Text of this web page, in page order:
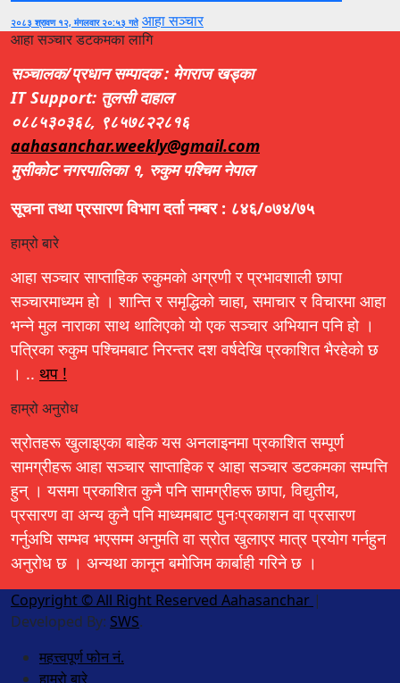
२०८३ श्रावण १२, मंगलवार २०:५३ गते आहा सञ्चार
आहा सञ्चार डटकमका लागि
सञ्चालक/प्रधान सम्पादक : मेगराज खड्का
IT Support: तुलसी दाहाल
०८८५३०३६८, ९८५७८२२८१६
aahasanchar.weekly@gmail.com
मुसीकोट नगरपालिका १, रुकुम पश्चिम नेपाल
सूचना तथा प्रसारण विभाग दर्ता नम्बर : ८४६/०७४/७५
हाम्रो बारे
आहा सञ्चार साप्ताहिक रुकुमको अग्रणी र प्रभावशाली छापा
सञ्चारमाध्यम हो । शान्ति र समृद्धिको चाहा, समाचार र विचारमा आहा
भन्ने मुल नाराका साथ थालिएको यो एक सञ्चार अभियान पनि हो ।
पत्रिका रुकुम पश्चिमबाट निरन्तर दश वर्षदेखि प्रकाशित भैरहेको छ
। .. थप !
हाम्रो अनुरोध
स्रोतहरू खुलाइएका बाहेक यस अनलाइनमा प्रकाशित सम्पूर्ण
सामग्रीहरू आहा सञ्चार साप्ताहिक र आहा सञ्चार डटकमका सम्पत्ति
हुन् । यसमा प्रकाशित कुनै पनि सामग्रीहरू छापा, विद्युतीय,
प्रसारण वा अन्य कुनै पनि माध्यमबाट पुनःप्रकाशन वा प्रसारण
गर्नुअघि सम्भव भएसम्म अनुमति वा स्रोत खुलाएर मात्र प्रयोग गर्नहुन
अनुरोध छ । अन्यथा कानून बमोजिम कार्बाही गरिने छ ।
Copyright © All Right Reserved Aahasanchar |
Developed By: SWS.
महत्त्वपूर्ण फोन नं.
हाम्रो बारे